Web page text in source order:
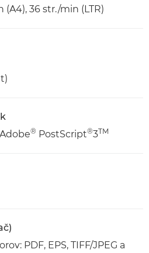
36 str./min (LTR)
® PostScript®3TM
PDF, EPS, TIFF/JPEG a